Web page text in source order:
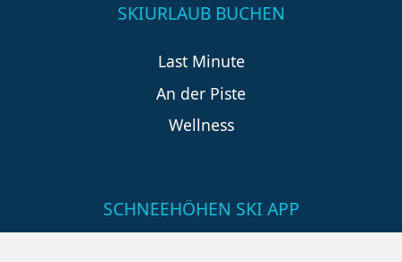
SKIURLAUB BUCHEN
Last Minute
An der Piste
Wellness
SCHNEEHÖHEN SKI APP